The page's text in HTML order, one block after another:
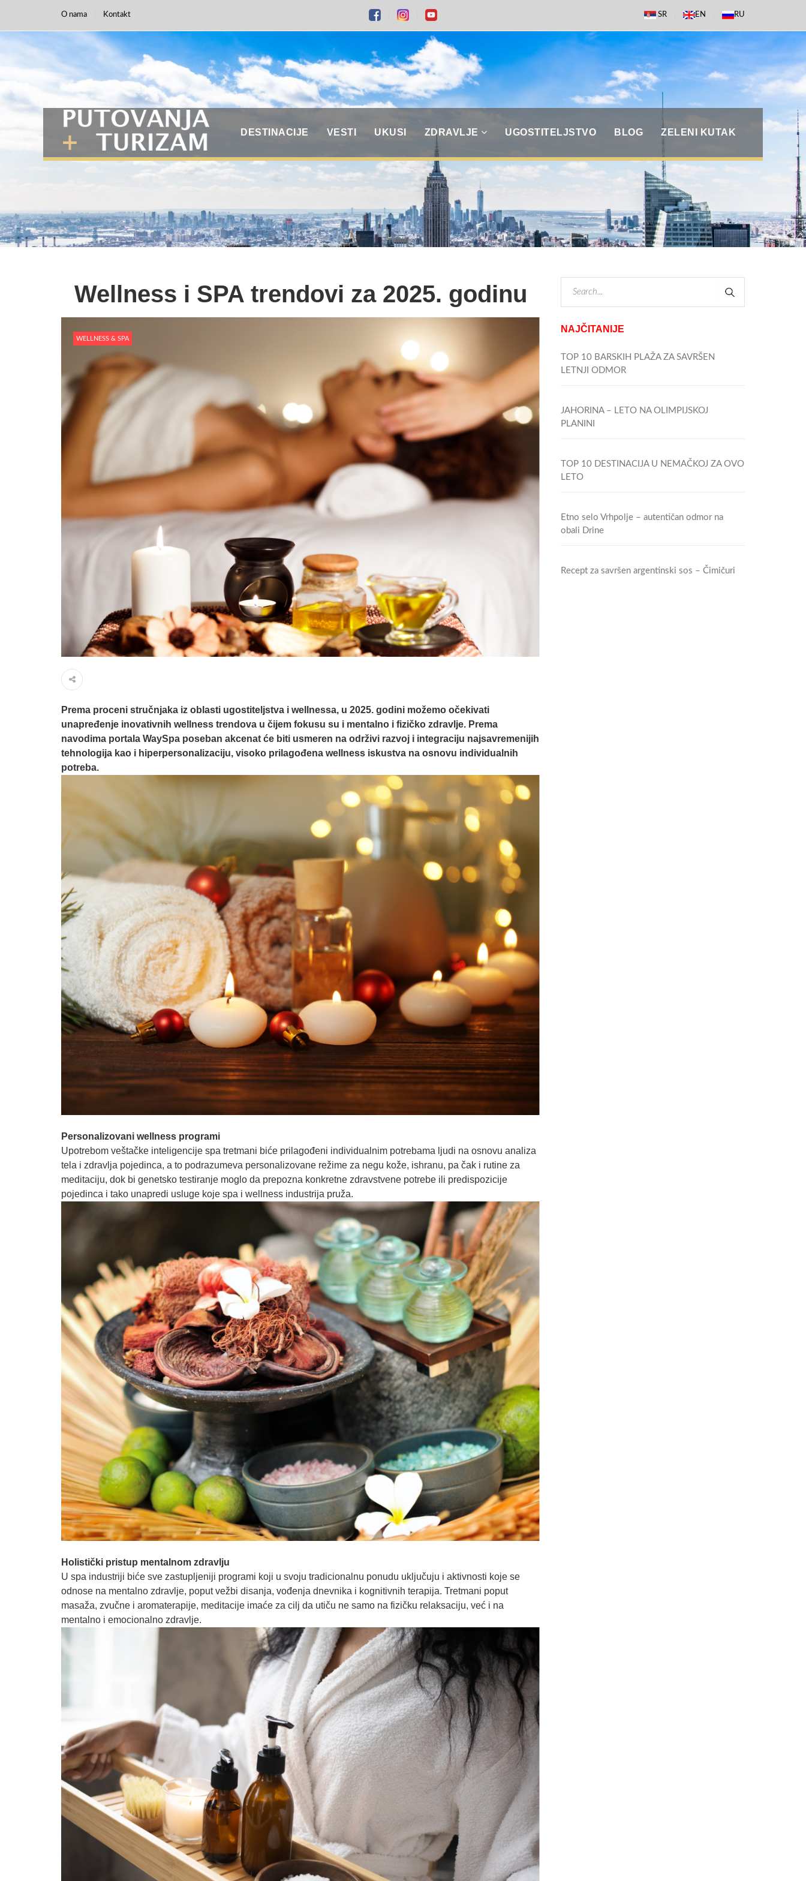
O nama Kontakt SR EN RU
DESTINACIJE VESTI UKUSI ZDRAVLJE UGOSTITELJSTVO BLOG ZELENI KUTAK
Wellness i SPA trendovi za 2025. godinu
WELLNESS & SPA
Prema proceni stručnjaka iz oblasti ugostiteljstva i wellnessa, u 2025. godini možemo očekivati
unapređenje inovativnih wellness trendova u čijem fokusu su i mentalno i fizičko zdravlje. Prema
navodima portala WaySpa poseban akcenat će biti usmeren na održivi razvoj i integraciju najsavremenijih
tehnologija kao i hiperpersonalizaciju, visoko prilagođena wellness iskustva na osnovu individualnih
potreba.
Personalizovani wellness programi
Upotrebom veštačke inteligencije spa tretmani biće prilagođeni individualnim potrebama ljudi na osnovu analiza
tela i zdravlja pojedinca, a to podrazumeva personalizovane režime za negu kože, ishranu, pa čak i rutine za
meditaciju, dok bi genetsko testiranje moglo da prepozna konkretne zdravstvene potrebe ili predispozicije
pojedinca i tako unapredi usluge koje spa i wellness industrija pruža.
Holistički pristup mentalnom zdravlju
U spa industriji biće sve zastupljeniji programi koji u svoju tradicionalnu ponudu uključuju i aktivnosti koje se
odnose na mentalno zdravlje, poput vežbi disanja, vođenja dnevnika i kognitivnih terapija. Tretmani poput
masaža, zvučne i aromaterapije, meditacije imaće za cilj da utiču ne samo na fizičku relaksaciju, već i na
mentalno i emocionalno zdravlje.
NAJČITANIJE
TOP 10 BARSKIH PLAŽA ZA SAVRŠEN
LETNJI ODMOR
JAHORINA – LETO NA OLIMPIJSKOJ
PLANINI
TOP 10 DESTINACIJA U NEMAČKOJ ZA OVO
LETO
Etno selo Vrhpolje – autentičan odmor na
obali Drine
Recept za savršen argentinski sos – Čimičuri